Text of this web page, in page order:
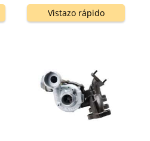
Vistazo rápido